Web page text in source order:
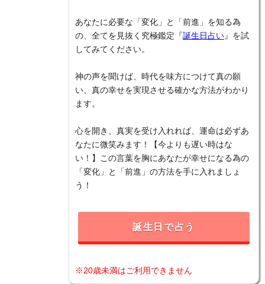
あなたに必要な「変化」と「前進」を知る為
の、全てを見抜く究極鑑定『誕生日占い 』を試
してみてください。
神の声を聞けば、時代を味方につけて真の願
い、真の幸せを実現させる確かな方法がわかり
ます。
心を開き、真実を受け入れれば、運命は必ずあ
なたに微笑みます！【今よりも遅い時はな
い！】この言葉を胸にあなたが幸せになる為の
「変化」と「前進」の方法を手に入れましょ
う！
誕生日で占う
※20歳未満はご利用できません